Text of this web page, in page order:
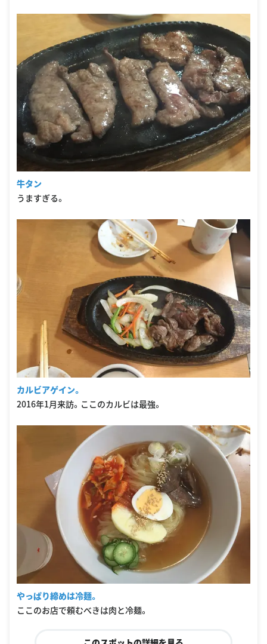
牛タン
うますぎる。
カルビアゲイン。
2016年1月来訪。ここのカルビは最強。
やっぱり締めは冷麺。
ここのお店で頼むべきは肉と冷麺。